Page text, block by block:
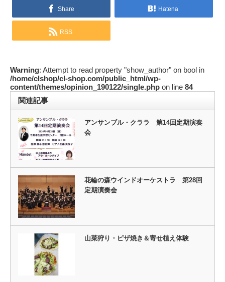
Share Hatena
RSS
Warning: Attempt to read property "show_author" on bool in
/home/clshop/cl-shop.com/public_html/wp-
content/themes/opinion_190122/single.php on line 84
関連記事
アンサンブル・クララ 第14回定期演奏
会
花輪の森ウインドオーケストラ 第28回
定期演奏会
山菜狩り・ピザ焼き＆寄せ植え体験